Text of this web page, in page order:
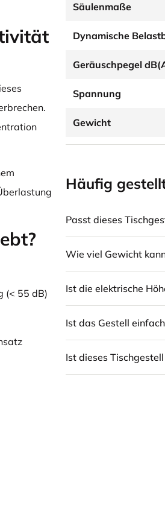
(< 55 dB)
Säulenmaße
Dynamische
Geräuschpegel
Spannung
Gewicht
Häufig
Passt dieses
Wie viel Gewicht
Ist die elektrische
Ist das Gestell
Ist dieses